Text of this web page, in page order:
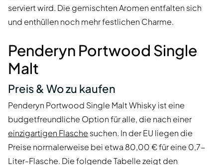
serviert wird. Die gemischten Aromen entfalten sich
und enthüllen noch mehr festlichen Charme.
Penderyn Portwood Single
Malt
Preis & Wo zu kaufen
Penderyn Portwood Single Malt Whisky ist eine
budgetfreundliche Option für alle, die nach einer
einzigartigen Flasche suchen. In der EU liegen die
Preise normalerweise bei etwa 80,00 € für eine 0,7-
Liter-Flasche. Die folgende Tabelle zeigt den